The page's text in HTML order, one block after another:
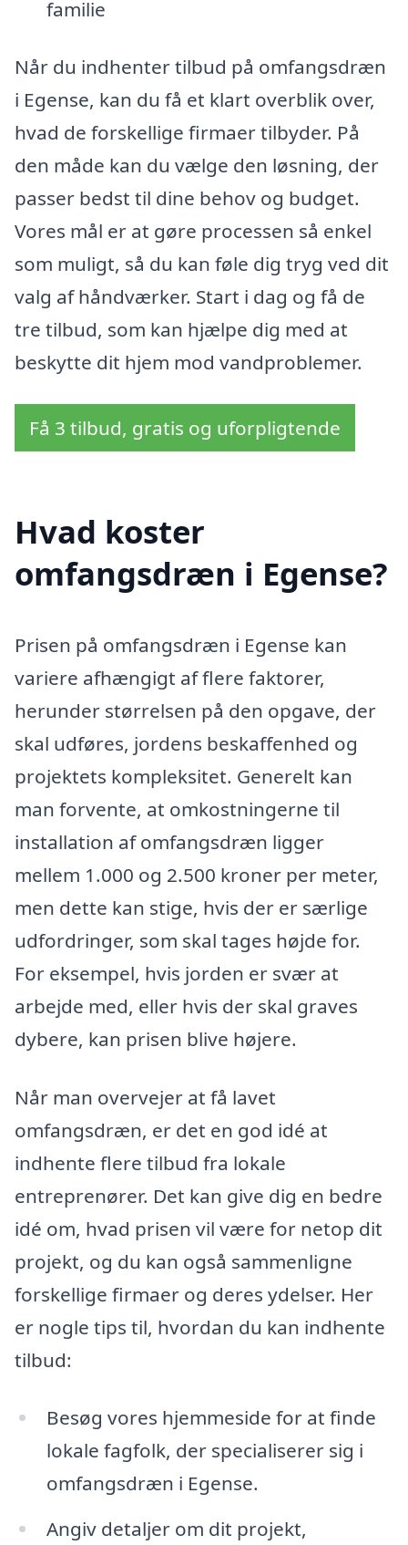
familie
Når du indhenter tilbud på omfangsdræn
i Egense, kan du få et klart overblik over,
hvad de forskellige firmaer tilbyder. På
den måde kan du vælge den løsning, der
passer bedst til dine behov og budget.
Vores mål er at gøre processen så enkel
som muligt, så du kan føle dig tryg ved dit
valg af håndværker. Start i dag og få de
tre tilbud, som kan hjælpe dig med at
beskytte dit hjem mod vandproblemer.
Få 3 tilbud, gratis og uforpligtende
Hvad koster
omfangsdræn i Egense?
Prisen på omfangsdræn i Egense kan
variere afhængigt af flere faktorer,
herunder størrelsen på den opgave, der
skal udføres, jordens beskaffenhed og
projektets kompleksitet. Generelt kan
man forvente, at omkostningerne til
installation af omfangsdræn ligger
mellem 1.000 og 2.500 kroner per meter,
men dette kan stige, hvis der er særlige
udfordringer, som skal tages højde for.
For eksempel, hvis jorden er svær at
arbejde med, eller hvis der skal graves
dybere, kan prisen blive højere.
Når man overvejer at få lavet
omfangsdræn, er det en god idé at
indhente flere tilbud fra lokale
entreprenører. Det kan give dig en bedre
idé om, hvad prisen vil være for netop dit
projekt, og du kan også sammenligne
forskellige firmaer og deres ydelser. Her
er nogle tips til, hvordan du kan indhente
tilbud:
Besøg vores hjemmeside for at finde
lokale fagfolk, der specialiserer sig i
omfangsdræn i Egense.
Angiv detaljer om dit projekt,